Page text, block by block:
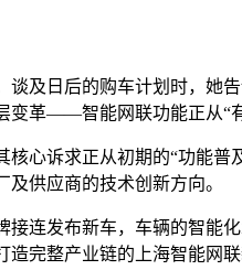
及日后的购车计划时，她
革——智能网联功能正从“有
心诉求正从初期的“功能
供应商的技术创新方向。
连发布新车，车辆的智能
完整产业链的上海智能